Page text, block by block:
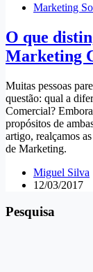
Marketing
O que
Marketing
Muitas pessoas
questão: qual a
Comercial?
propósitos de
artigo, realçamos
de Marketing.
Miguel Silva
12/03/2017
Pesquisa